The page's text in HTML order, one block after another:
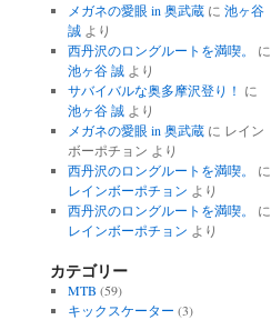
メガネの愛眼 in 奥武蔵に 池ヶ谷
誠より
西丹沢のロングルートを満喫。
に
池ヶ谷 誠より
サバイバルな奥多摩沢登り！ に
池ヶ谷 誠より
メガネの愛眼 in 奥武蔵に レイン
ボーポチョン より
西丹沢のロングルートを満喫。
に
レインボーポチョン より
西丹沢のロングルートを満喫。
に
レインボーポチョン より
カテゴリー
MTB (59)
キックスケーター (3)